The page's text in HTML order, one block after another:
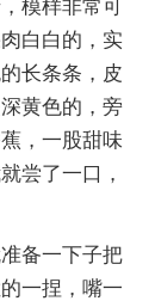
模样非常可
白白的，实
长条条，皮
黄色的，旁
，一股甜味
尝了一口，
备一下子把
一捏，嘴一